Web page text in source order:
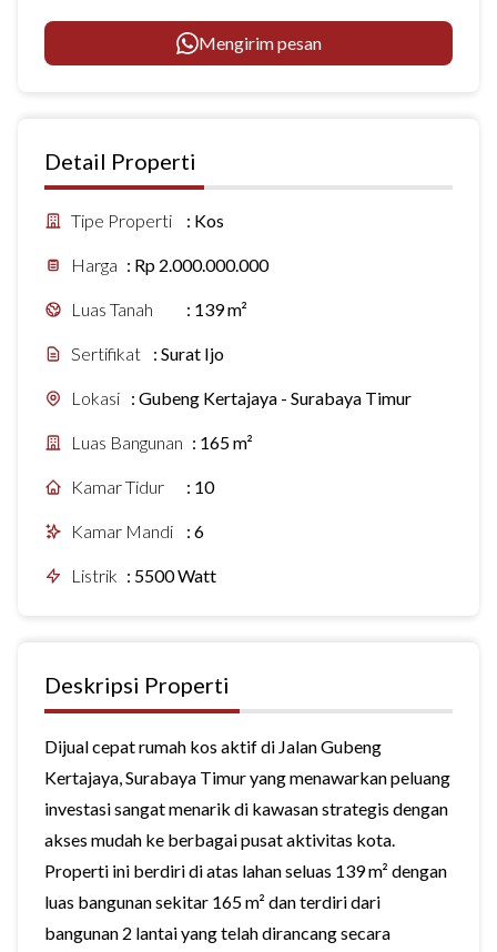
Mengirim pesan
Detail Properti
Tipe Properti : Kos
Harga : Rp 2.000.000.000
Luas Tanah : 139 m²
Sertifikat : Surat Ijo
Lokasi : Gubeng Kertajaya - Surabaya Timur
Luas Bangunan : 165 m²
Kamar Tidur : 10
Kamar Mandi : 6
Listrik : 5500 Watt
Deskripsi Properti
Dijual cepat rumah kos aktif di Jalan Gubeng
Kertajaya, Surabaya Timur yang menawarkan peluang
investasi sangat menarik di kawasan strategis dengan
akses mudah ke berbagai pusat aktivitas kota.
Properti ini berdiri di atas lahan seluas 139 m² dengan
luas bangunan sekitar 165 m² dan terdiri dari
bangunan 2 lantai yang telah dirancang secara